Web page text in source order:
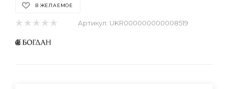
В ЖЕЛАЕМОЕ
Артикул: UKR000000000008519